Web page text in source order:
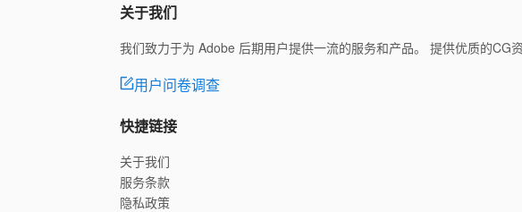
关于我们
我们致力于为 Adobe 后期用户提供一流的服务和产品。 提供优质的CG
用户问卷调查
快捷链接
关于我们
服务条款
隐私政策